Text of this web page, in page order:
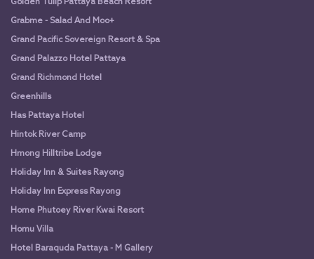
Golden Tulip Pattaya Beach Resort
Grabme - Salad And Moo+
Grand Pacific Sovereign Resort & Spa
Grand Palazzo Hotel Pattaya
Grand Richmond Hotel
Greenhills
Has Pattaya Hotel
Hintok River Camp
Hmong Hilltribe Lodge
Holiday Inn & Suites Rayong
Holiday Inn Express Rayong
Home Phutoey River Kwai Resort
Homu Villa
Hotel Baraquda Pattaya - M Gallery